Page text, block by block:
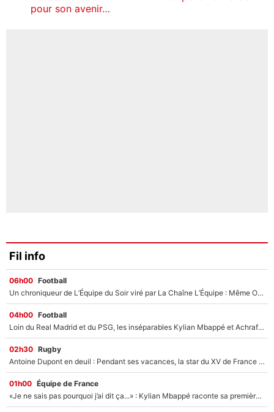
pour son avenir…
Fil info
06h00 Football
Un chroniqueur de L’Équipe du Soir viré par La Chaîne L’Équipe : Même Olivier Ménard n’avait pas pu empêcher son départ, «je l’ai appris sur Twitter, je l’ai vécu assez mal»
04h00 Football
Loin du Real Madrid et du PSG, les inséparables Kylian Mbappé et Achraf Hakimi changent d'équipe le temps d'une journée !
02h30 Rugby
Antoine Dupont en deuil : Pendant ses vacances, la star du XV de France a perdu sa grand-mère
01h00 Équipe de France
«Je ne sais pas pourquoi j’ai dit ça...» : Kylian Mbappé raconte sa première rencontre avec Zinédine Zidane (et c’est très drôle)